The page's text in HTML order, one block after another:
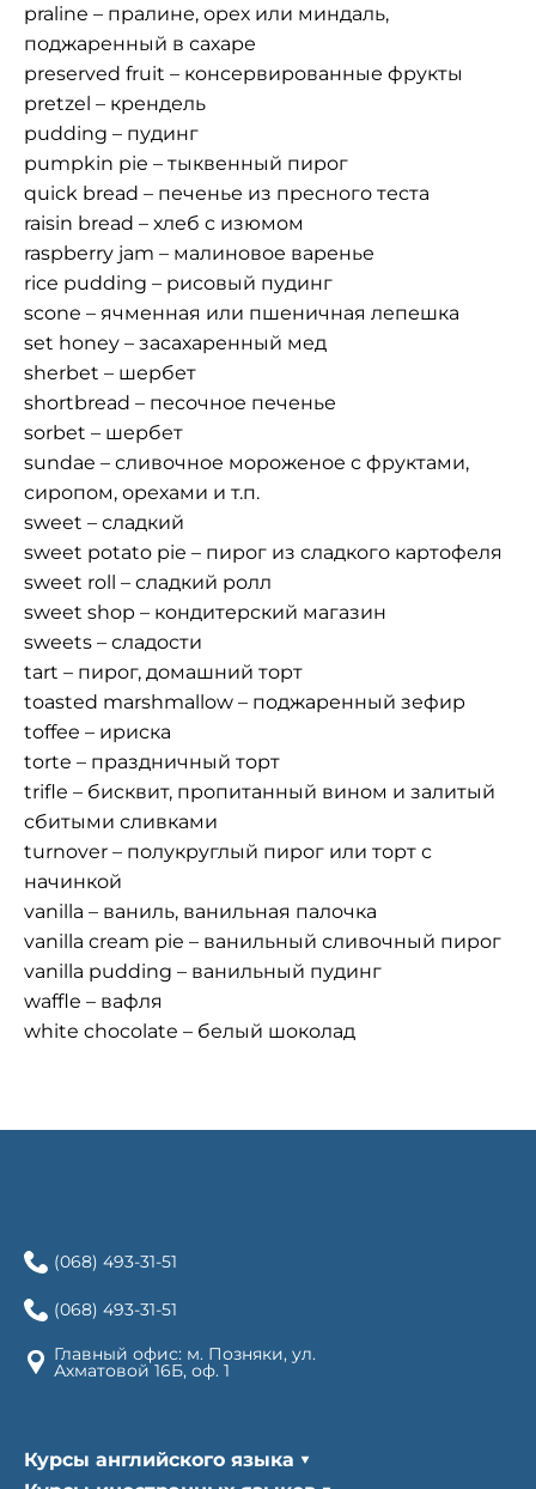
praline – пралине, орех или миндаль,
поджаренный в сахаре
preserved fruit – консервированные фрукты
pretzel – крендель
pudding – пудинг
pumpkin pie – тыквенный пирог
quick bread – печенье из пресного теста
raisin bread – хлеб с изюмом
raspberry jam – малиновое варенье
rice pudding – рисовый пудинг
scone – ячменная или пшеничная лепешка
set honey – засахаренный мед
sherbet – шербет
shortbread – песочное печенье
sorbet – шербет
sundae – сливочное мороженое с фруктами,
сиропом, орехами и т.п.
sweet – сладкий
sweet potato pie – пирог из сладкого картофеля
sweet roll – сладкий ролл
sweet shop – кондитерский магазин
sweets – сладости
tart – пирог, домашний торт
toasted marshmallow – поджаренный зефир
toffee – ириска
torte – праздничный торт
trifle – бисквит, пропитанный вином и залитый
сбитыми сливками
turnover – полукруглый пирог или торт с
начинкой
vanilla – ваниль, ванильная палочка
vanilla cream pie – ванильный сливочный пирог
vanilla pudding – ванильный пудинг
waffle – вафля
white chocolate – белый шоколад
(068) 493-31-51
(068) 493-31-51
Главный офис: м. Позняки, ул.
Ахматовой 16Б, оф. 1
Курсы английского языка